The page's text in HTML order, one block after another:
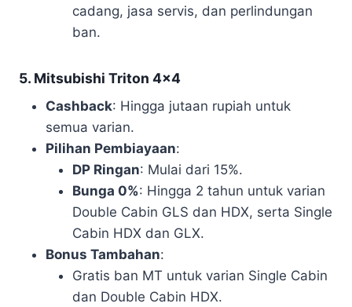
cadang, jasa servis, dan perlindungan
ban.
5. Mitsubishi Triton 4×4
Cashback: Hingga jutaan rupiah untuk
semua varian.
Pilihan Pembiayaan:
DP Ringan: Mulai dari 15%.
Bunga 0%: Hingga 2 tahun untuk varian
Double Cabin GLS dan HDX, serta Single
Cabin HDX dan GLX.
Bonus Tambahan:
Gratis ban MT untuk varian Single Cabin
dan Double Cabin HDX.